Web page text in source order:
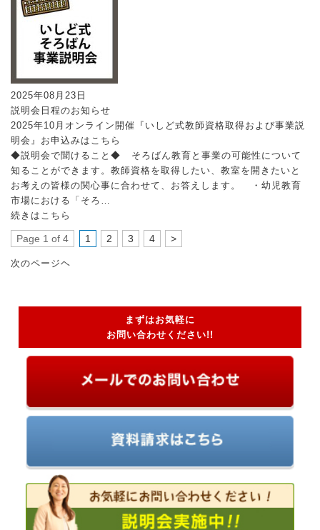
2025年08月23日
説明会日程のお知らせ
2025年10月オンライン開催『いしど式教師資格取得および事業説
明会』お申込みはこちら
◆説明会で聞けること◆ そろばん教育と事業の可能性について
知ることができます。教師資格を取得したい、教室を開きたいと
お考えの皆様の関心事に合わせて、お答えします。 ・幼児教育
市場における「そろ…
続きはこちら
Page 1 of 4 1 2 3 4 >
次のページヘ
まずはお気軽に
お問い合わせください!!